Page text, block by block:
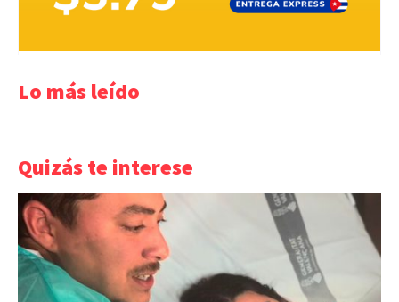
Lo más leído
Quizás te interese